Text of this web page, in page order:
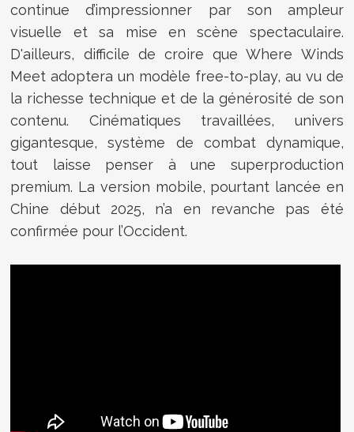
continue d’impressionner par son ampleur
visuelle et sa mise en scène spectaculaire.
D'ailleurs, difficile de croire que Where Winds
Meet adoptera un modèle free-to-play, au vu de
la richesse technique et de la générosité de son
contenu. Cinématiques travaillées, univers
gigantesque, système de combat dynamique,
tout laisse penser à une superproduction
premium. La version mobile, pourtant lancée en
Chine début 2025, n’a en revanche pas été
confirmée pour l’Occident.